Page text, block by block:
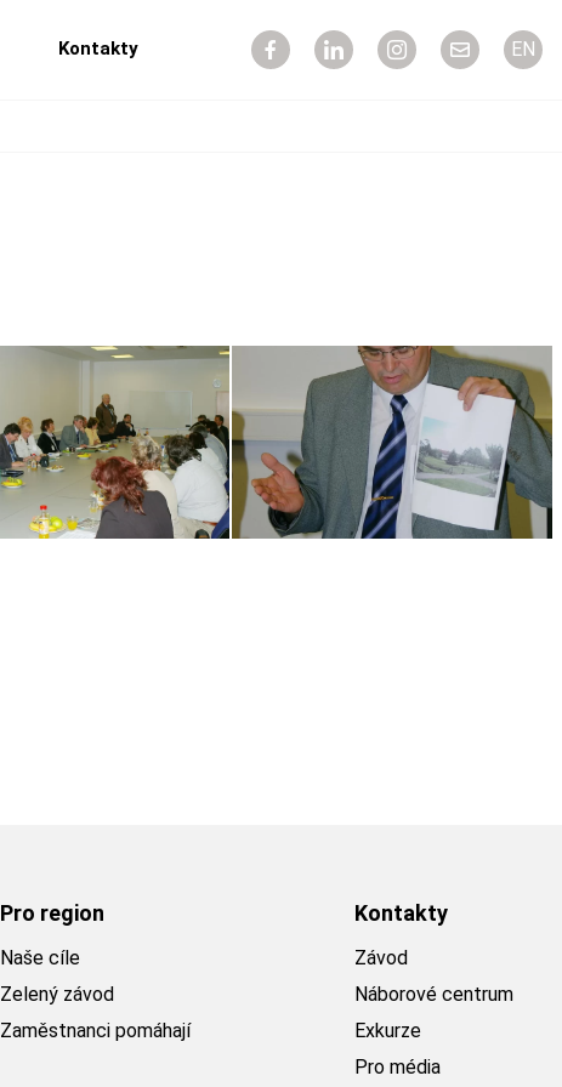
Kontakty EN
Pro region
Naše cíle
Zelený závod
Zaměstnanci pomáhají
Kontakty
Závod
Náborové centrum
Exkurze
Pro média